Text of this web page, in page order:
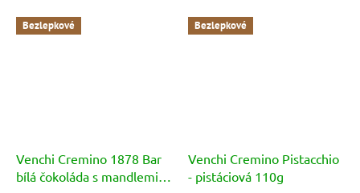
Bezlepkové
Venchi Cremino 1878 Bar
bílá čokoláda s mandlemi
Bezlepkové
Venchi Cremino Pistacchio
- pistáciová 110g